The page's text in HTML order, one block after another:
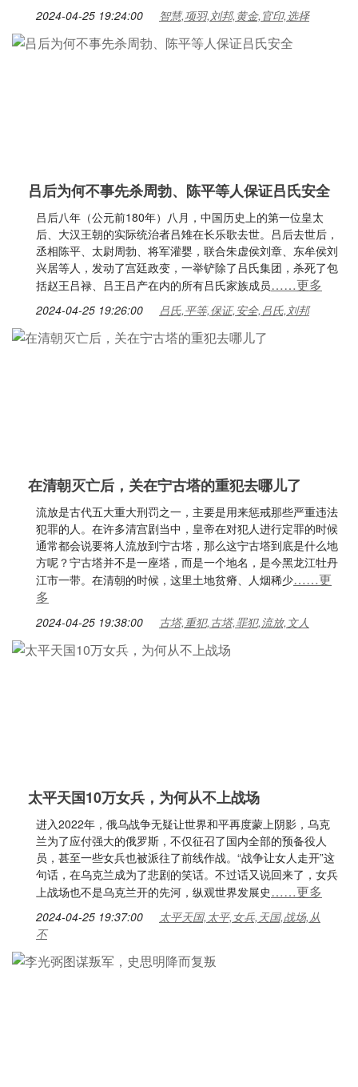
2024-04-25 19:24:00 智慧,项羽,刘邦,黄金,官印,选择
吕后为何不事先杀周勃、陈平等人保证吕氏安全
吕后八年（公元前180年）八月，中国历史上的第一位皇太
后、大汉王朝的实际统治者吕雉在长乐歌去世。吕后去世后，
丞相陈平、太尉周勃、将军灌婴，联合朱虚侯刘章、东牟侯刘
兴居等人，发动了宫廷政变，一举铲除了吕氏集团，杀死了包
括赵王吕禄、吕王吕产在内的所有吕氏家族成员……更多
2024-04-25 19:26:00 吕氏,平等,保证,安全,吕氏,刘邦
在清朝灭亡后，关在宁古塔的重犯去哪儿了
流放是古代五大重大刑罚之一，主要是用来惩戒那些严重违法
犯罪的人。在许多清宫剧当中，皇帝在对犯人进行定罪的时候
通常都会说要将人流放到宁古塔，那么这宁古塔到底是什么地
方呢？宁古塔并不是一座塔，而是一个地名，是今黑龙江牡丹
江市一带。在清朝的时候，这里土地贫瘠、人烟稀少……更
多
2024-04-25 19:38:00 古塔,重犯,古塔,罪犯,流放,文人
太平天国10万女兵，为何从不上战场
进入2022年，俄乌战争无疑让世界和平再度蒙上阴影，乌克
兰为了应付强大的俄罗斯，不仅征召了国内全部的预备役人
员，甚至一些女兵也被派往了前线作战。“战争让女人走开”这
句话，在乌克兰成为了悲剧的笑话。不过话又说回来了，女兵
上战场也不是乌克兰开的先河，纵观世界发展史……更多
2024-04-25 19:37:00
太平天国,太平,女兵,天国,战场,从
不